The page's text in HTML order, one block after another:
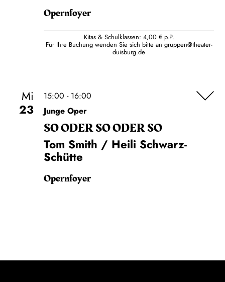
Opernfoyer
Kitas & Schulklassen: 4,00 € p.P.
Für Ihre Buchung wenden Sie sich bitte an gruppen@theater-
duisburg.de
Mi
23
15:00 - 16:00
Junge Oper
SO ODER SO ODER SO
Tom Smith / Heili Schwarz-
Schütte
Opernfoyer